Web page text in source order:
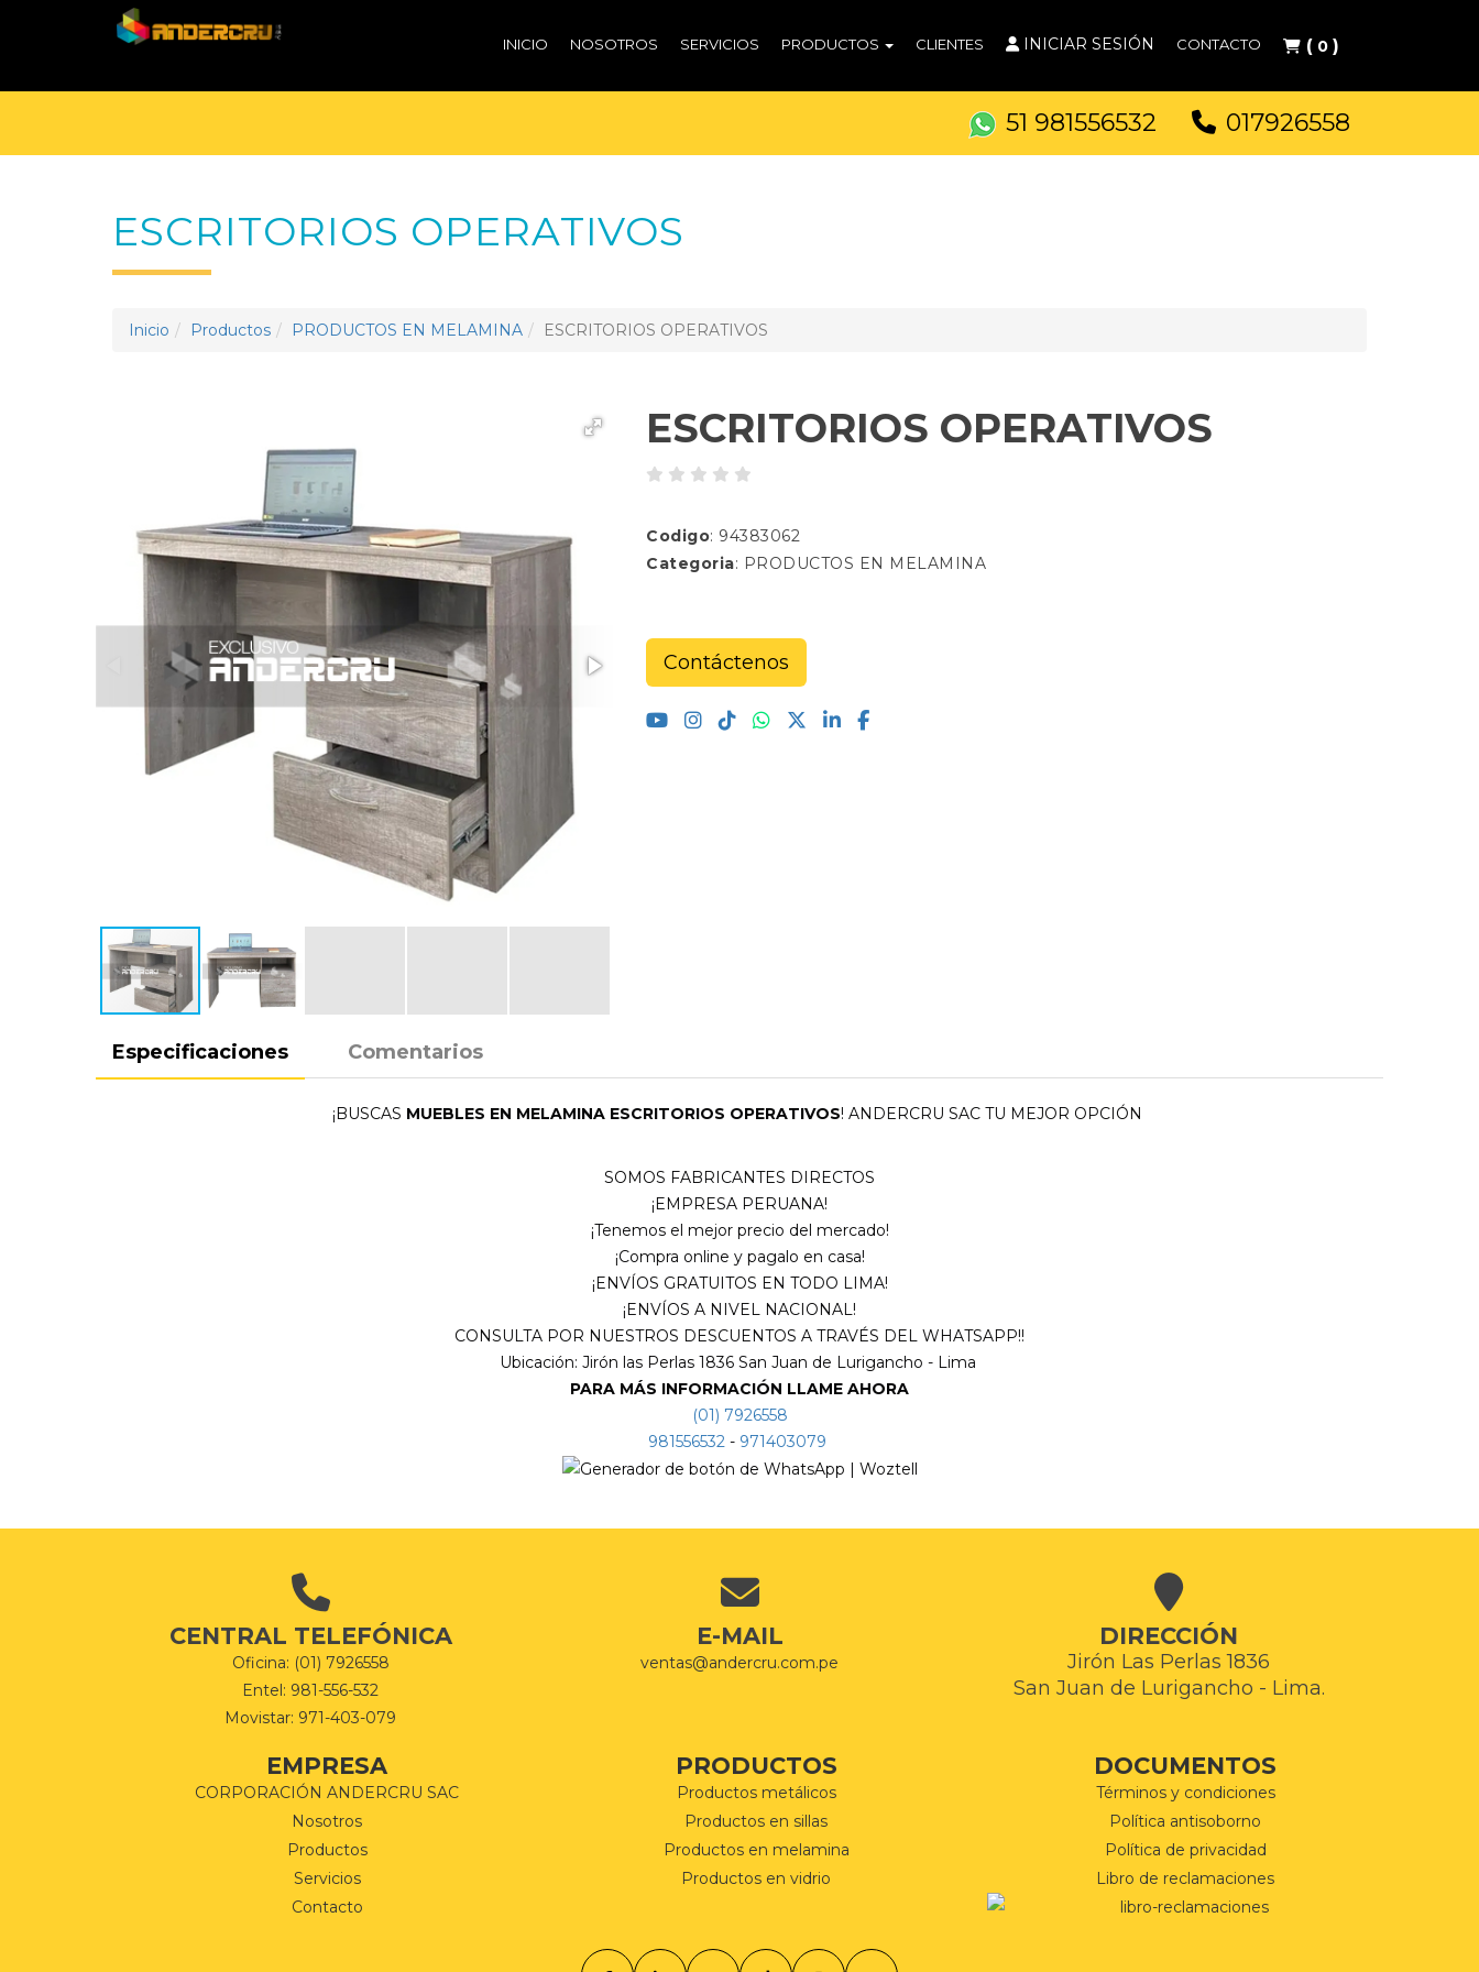
( 0 )
INICIO NOSOTROS SERVICIOS PRODUCTOS CLIENTES INICIAR SESIÓN CONTACTO
51 981556532 017926558
ESCRITORIOS OPERATIVOS
Inicio Productos PRODUCTOS EN MELAMINA ESCRITORIOS OPERATIVOS
ESCRITORIOS OPERATIVOS
Codigo: 94383062
Categoria: PRODUCTOS EN MELAMINA
Contáctenos
Especificaciones Comentarios
¡BUSCAS MUEBLES EN MELAMINA ESCRITORIOS OPERATIVOS! ANDERCRU SAC TU MEJOR OPCIÓN
SOMOS FABRICANTES DIRECTOS
¡EMPRESA PERUANA!
¡Tenemos el mejor precio del mercado!
¡Compra online y pagalo en casa!
¡ENVÍOS GRATUITOS EN TODO LIMA!
¡ENVÍOS A NIVEL NACIONAL!
CONSULTA POR NUESTROS DESCUENTOS A TRAVÉS DEL WHATSAPP!!
Ubicación: Jirón las Perlas 1836 San Juan de Lurigancho - Lima
PARA MÁS INFORMACIÓN LLAME AHORA
(01) 7926558
981556532 - 971403079
CENTRAL TELEFÓNICA
Oficina: (01) 7926558
Entel: 981-556-532
Movistar: 971-403-079
E-MAIL
ventas@andercru.com.pe
DIRECCIÓN
Jirón Las Perlas 1836
San Juan de Lurigancho - Lima.
EMPRESA
CORPORACIÓN ANDERCRU SAC
Nosotros
Productos
Servicios
Contacto
PRODUCTOS
Productos metálicos
Productos en sillas
Productos en melamina
Productos en vidrio
DOCUMENTOS
Términos y condiciones
Política antisoborno
Política de privacidad
Libro de reclamaciones